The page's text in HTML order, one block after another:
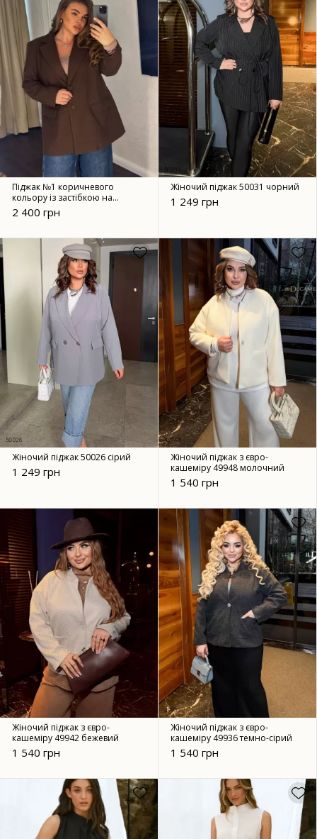
Піджак №1 коричневого
кольору із застібкою на
гудзики
2 400 грн
Жіночий піджак 50031 чорний
1 249 грн
Жіночий піджак 50026 сірий
1 249 грн
Жіночий піджак з євро-
кашеміру 49948 молочний
1 540 грн
Жіночий піджак з євро-
кашеміру 49942 бежевий
1 540 грн
Жіночий піджак з євро-
кашеміру 49936 темно-сірий
1 540 грн